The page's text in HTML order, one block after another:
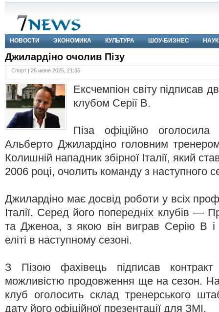
НОВОСТИ ЭКОНОМИКА КУЛЬТУРА ШОУ-БИЗНЕС
Джилардіно очолив Пізу
Спорт | 26 июня 2025, 21:36
Ексчемпіон світу підписав
клубом Серії B.
Піза офіційно оголосила
Альберто Джилардіно головним
Колишній нападник збірної Італії, який
2006 році, очолить команду з наступного
Джилардіно має досвід роботи у всіх
Італії. Серед його попередніх клубів —
та Дженоа, з якою він виграв Серію B і
еліті в наступному сезоні.
З Пізою фахівець підписав
можливістю продовження ще на сезон.
клуб оголосить склад тренерського
дату його офіційної презентації для ЗМІ.